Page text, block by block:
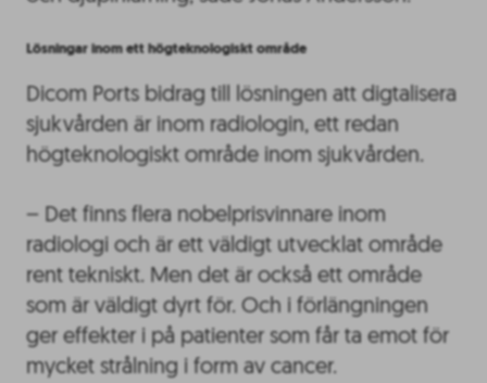
Lösningar inom ett högteknologiskt område
Dicom Ports bidrag till lösningen att digtalisera
sjukvården är inom radiologin, ett redan
högteknologiskt område inom sjukvården.
– Det finns flera nobelprisvinnare inom
radiologi och är ett väldigt utvecklat område
rent tekniskt. Men det är också ett område
som är väldigt dyrt för. Och i förlängningen
ger effekter i på patienter som får ta emot för
mycket strålning i form av cancer.